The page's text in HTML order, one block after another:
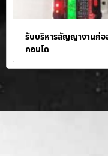
รับบริหารสัญญางานก่อ
คอนโด